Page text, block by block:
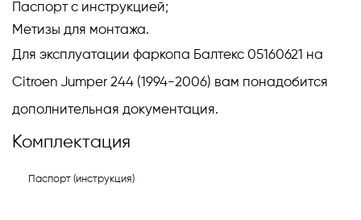
Паспорт с инструкцией;
Метизы для монтажа.
Для эксплуатации фаркопа Балтекс 05160621 на
Citroen Jumper 244 (1994-2006) вам понадобится
дополнительная документация.
Комплектация
Паспорт (инструкция)